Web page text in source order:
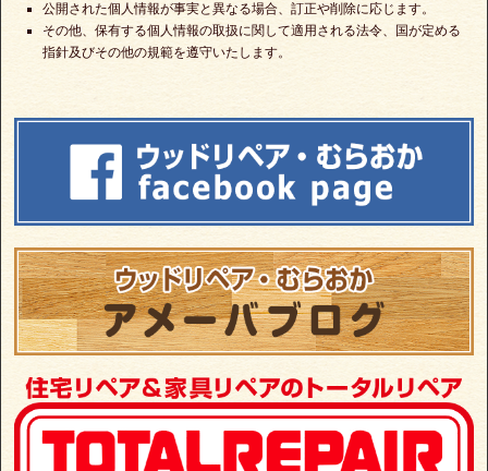
公開された個人情報が事実と異なる場合、訂正や削除に応じます。
その他、保有する個人情報の取扱に関して適用される法令、国が定める
指針及びその他の規範を遵守いたします。